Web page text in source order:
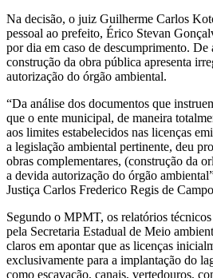
Na decisão, o juiz Guilherme Carlos
pessoal ao prefeito, Érico Stevan
por dia em caso de descumprimento.
construção da obra pública apresenta
autorização do órgão ambiental.
“Da análise dos documentos que
que o ente municipal, de maneira
aos limites estabelecidos nas licenças
a legislação ambiental pertinente, deu
obras complementares, (construção da
a devida autorização do órgão
Justiça Carlos Frederico Regis de
Segundo o MPMT, os relatórios
pela Secretaria Estadual de Meio
claros em apontar que as licenças
exclusivamente para a implantação do
como escavação, canais, vertedouros,